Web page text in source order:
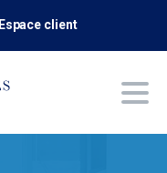
Espace client